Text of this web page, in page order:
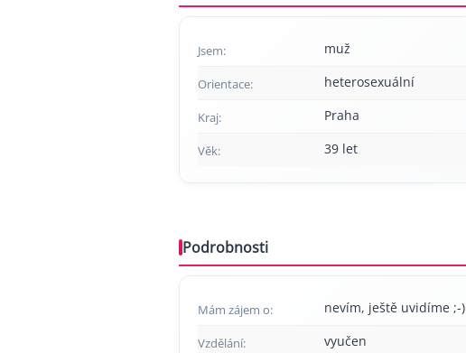
Jsem: muž
Orientace: heterosexuální
Kraj: Praha
Věk: 39 let
Podrobnosti
Mám zájem o: nevím, ještě uvidíme ;-)
Vzdělání: vyučen